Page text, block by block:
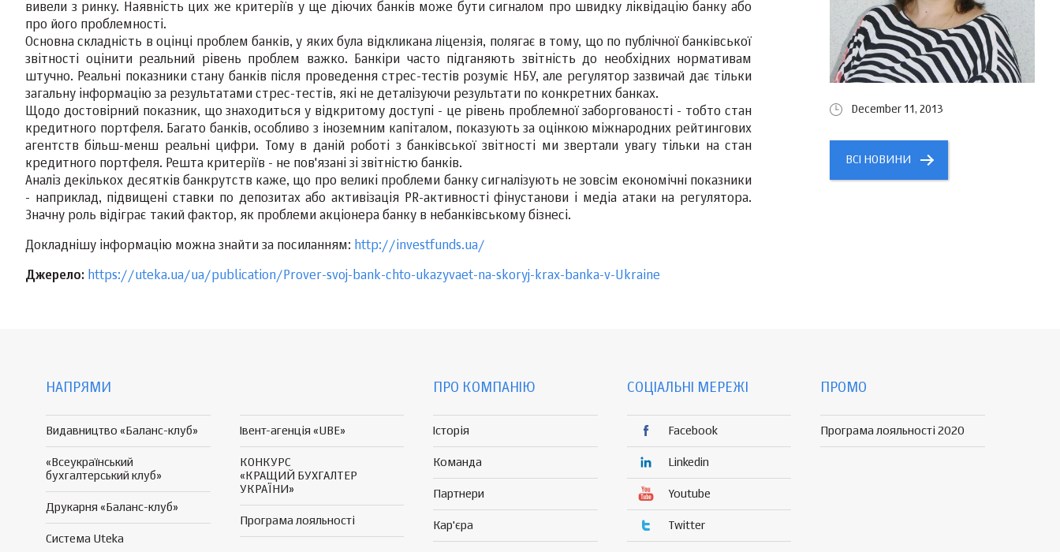
вивели з ринку. Наявність цих же критеріїв у ще діючих банків може бути сигналом про швидку ліквідацію банку або
про його проблемності.
Основна складність в оцінці проблем банків, у яких була відкликана ліцензія, полягає в тому, що по публічної банківської
звітності оцінити реальний рівень проблем важко. Банкіри часто підганяють звітність до необхідних нормативам
штучно. Реальні показники стану банків після проведення стрес-тестів розуміє НБУ, але регулятор зазвичай дає тільки
загальну інформацію за результатами стрес-тестів, які не деталізуючи результати по конкретних банках.
Щодо достовірний показник, що знаходиться у відкритому доступі - це рівень проблемної заборгованості - тобто стан
кредитного портфеля. Багато банків, особливо з іноземним капіталом, показують за оцінкою міжнародних рейтингових
агентств більш-менш реальні цифри. Тому в даній роботі з банківської звітності ми звертали увагу тільки на стан
кредитного портфеля. Решта критеріїв - не пов'язані зі звітністю банків.
Аналіз декількох десятків банкрутств каже, що про великі проблеми банку сигналізують не зовсім економічні показники
- наприклад, підвищені ставки по депозитах або активізація PR-активності фінустанови і медіа атаки на регулятора.
Значну роль відіграє такий фактор, як проблеми акціонера банку в небанківському бізнесі.
Докладнішу інформацію можна знайти за посиланням: http://investfunds.ua/
Джерело: https://uteka.ua/ua/publication/Prover-svoj-bank-chto-ukazyvaet-na-skoryj-krax-banka-v-Ukraine
December 11, 2013
ВСІ НОВИНИ
НАПРЯМИ
Видавництво «Баланс-клуб»
«Всеукраїнський
бухгалтерський клуб»
Друкарня «Баланс-клуб»
Система Uteka
Івент-агенція «UBE»
КОНКУРС
«КРАЩИЙ БУХГАЛТЕР
УКРАЇНИ»
Програма лояльності
ПРО КОМПАНІЮ
Історія
Команда
Партнери
Кар'єра
СОЦІАЛЬНІ МЕРЕЖІ
Facebook
Linkedin
Youtube
Twitter
ПРОМО
Програма лояльності 2020